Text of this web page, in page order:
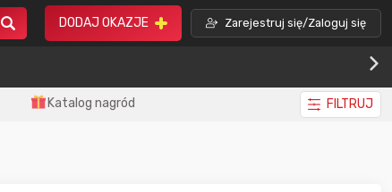
DODAJ OKAZJE Zarejestruj się/Zaloguj się
Katalog nagród FILTRUJ